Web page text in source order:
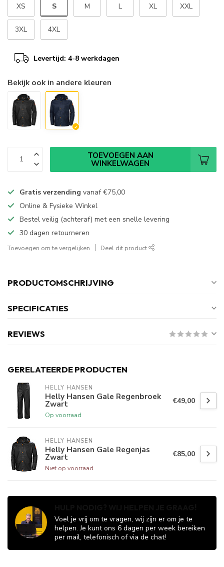
XS S M L XL XXL
3XL 4XL
Levertijd: 4-8 werkdagen
Bekijk ook in andere kleuren
TOEVOEGEN AAN
WINKELWAGEN
Gratis verzending vanaf€75,00
Online & Fysieke Winkel
Bestel veilig (achteraf) met een snelle levering
30 dagen retourneren
Toevoegen om te vergelijken Deel dit product
PRODUCTOMSCHRIJVING
SPECIFICATIES
REVIEWS
GERELATEERDE PRODUCTEN
HELLY HANSEN
Helly Hansen Gale Regenbroek
Zwart
Op voorraad
€49,00
HELLY HANSEN
Helly Hansen Gale Regenjas
Zwart
Niet op voorraad
€85,00
Voel je vrij om te vragen, wij zijn er om je te
helpen. Je kunt ons 6 dagen per week bereiken
per mail, telefonisch of via de chat!